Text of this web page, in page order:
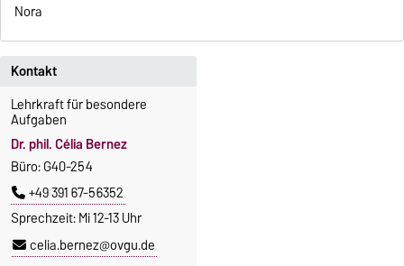
Nora
Kontakt
Lehrkraft für besondere
Aufgaben
Dr. phil. Célia Bernez
Büro: G40-254
+49 391 67-56352
Sprechzeit: Mi 12-13 Uhr
celia.bernez@ovgu.de